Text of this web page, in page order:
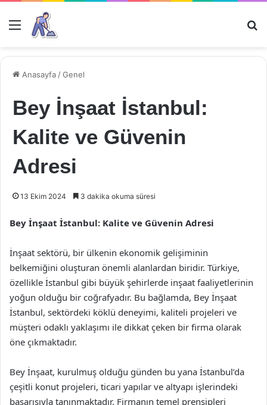
Menü
Anasayfa /Genel
Bey İnşaat İstanbul:
Kalite ve Güvenin
Adresi
13 Ekim 2024 3 dakika okuma süresi
Bey İnşaat İstanbul: Kalite ve Güvenin Adresi
İnşaat sektörü, bir ülkenin ekonomik gelişiminin
belkemiğini oluşturan önemli alanlardan biridir. Türkiye,
özellikle İstanbul gibi büyük şehirlerde inşaat faaliyetlerinin
yoğun olduğu bir coğrafyadır. Bu bağlamda, Bey İnşaat
İstanbul, sektördeki köklü deneyimi, kaliteli projeleri ve
müşteri odaklı yaklaşımı ile dikkat çeken bir firma olarak
öne çıkmaktadır.
Bey İnşaat, kurulmuş olduğu günden bu yana İstanbul’da
çeşitli konut projeleri, ticari yapılar ve altyapı işlerindeki
başarısıyla tanınmaktadır. Firmanın temel prensipleri